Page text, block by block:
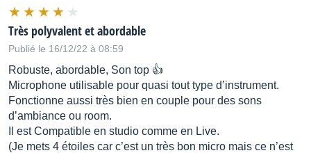
Très polyvalent et abordable
Publié le 16/12/22 à 08:59
Robuste, abordable, Son top 👍
Microphone utilisable pour quasi tout type d’instrument.
Fonctionne aussi très bien en couple pour des sons
d’ambiance ou room.
Il est Compatible en studio comme en Live.
(Je mets 4 étoiles car c’est un très bon micro mais ce n’est